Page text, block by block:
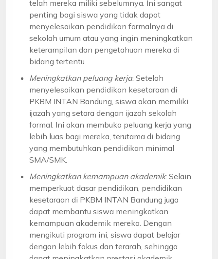
telah mereka miliki sebelumnya. Ini sangat
penting bagi siswa yang tidak dapat
menyelesaikan pendidikan formalnya di
sekolah umum atau yang ingin meningkatkan
keterampilan dan pengetahuan mereka di
bidang tertentu.
Meningkatkan peluang kerja: Setelah
menyelesaikan pendidikan kesetaraan di
PKBM INTAN Bandung, siswa akan memiliki
ijazah yang setara dengan ijazah sekolah
formal. Ini akan membuka peluang kerja yang
lebih luas bagi mereka, terutama di bidang
yang membutuhkan pendidikan minimal
SMA/SMK.
Meningkatkan kemampuan akademik: Selain
memperkuat dasar pendidikan, pendidikan
kesetaraan di PKBM INTAN Bandung juga
dapat membantu siswa meningkatkan
kemampuan akademik mereka. Dengan
mengikuti program ini, siswa dapat belajar
dengan lebih fokus dan terarah, sehingga